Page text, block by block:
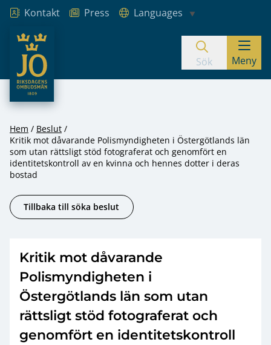
Hoppa till innehåll
Kontakt Press
Languages
JO – Riksdagens Ombudsmän
Sök Meny
Hem
Beslut
Kritik mot dåvarande Polismyndigheten i Östergötlands län
som utan rättsligt stöd fotograferat och genomfört en
identitetskontroll av en kvinna och hennes dotter i deras
bostad
Tillbaka till söka beslut
Kritik mot dåvarande
Polismyndigheten i
Östergötlands län som utan
rättsligt stöd fotograferat och
genomfört en identitetskontroll